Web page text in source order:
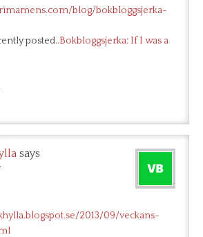
blog/bokbloggsjerka-
posted..Bokbloggsjerka: If I was a
says
2013/09/veckans-